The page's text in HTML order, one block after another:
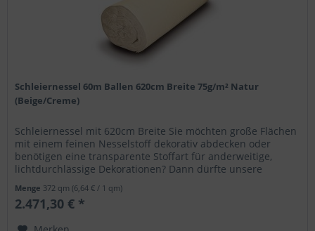
Schleiernessel 60m Ballen 620cm Breite 75g/m² Natur
(Beige/Creme)
Schleiernessel mit 620cm Breite Sie möchten große Flächen
mit einem feinen Nesselstoff dekorativ abdecken oder
benötigen eine transparente Stoffart für anderweitige,
lichtdurchlässige Dekorationen? Dann dürfte unsere
Menge 372 qm(6,64 € / 1 qm)
2.471,30 € *